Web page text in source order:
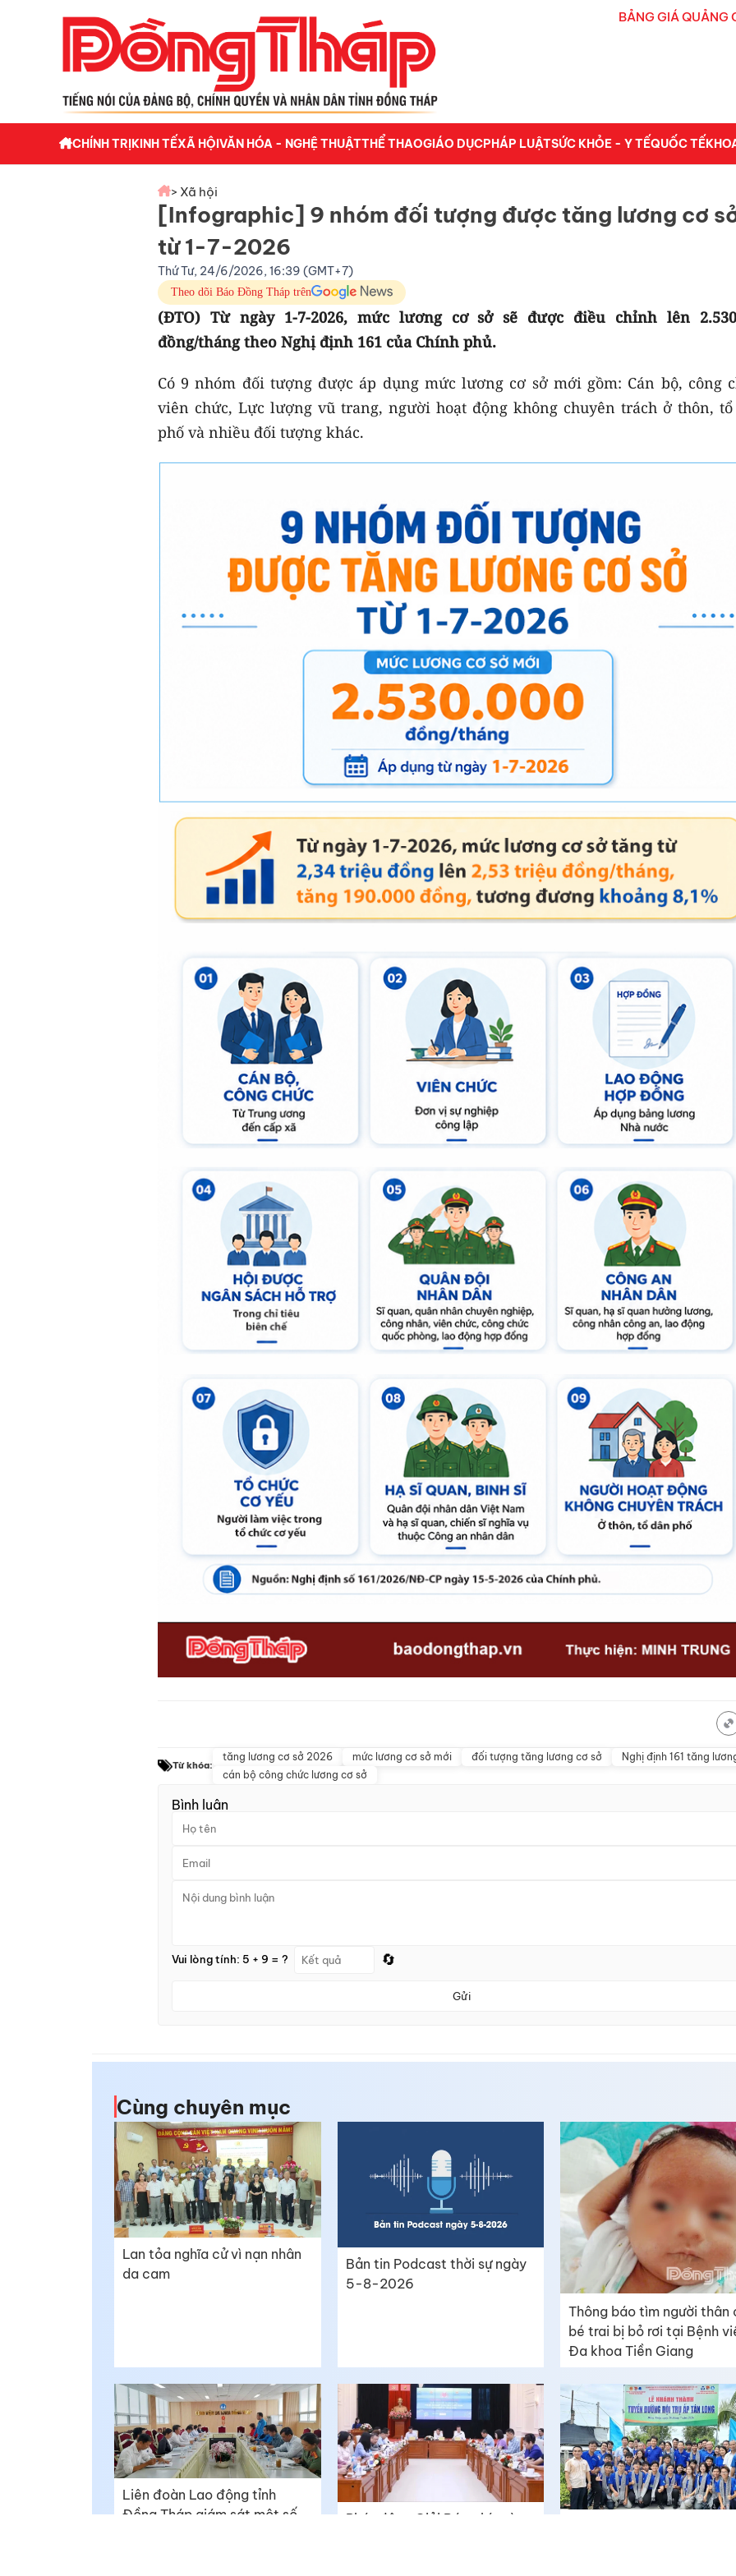
BẢNG GIÁ QUẢNG
CHÍNH TRỊKINH TẾXÃ HỘIVĂN HÓA - NGHỆ THUẬTTHỂ THAOGIÁO DỤCPHÁP LUẬTSỨC KHỎE - Y TẾQUỐC TẾ
> Xã hội
[Infographic] 9 nhóm đối tượng được tăng lương cơ
từ 1-7-2026
Thứ Tư, 24/6/2026, 16:39 (GMT+7)
Theo dõi Báo Đồng Tháp trên
(ĐTO) Từ ngày 1-7-2026, mức lương cơ sở sẽ được điều chỉnh lên
đồng/tháng theo Nghị định 161 của Chính phủ.
Có 9 nhóm đối tượng được áp dụng mức lương cơ sở mới gồm: Cán bộ, công
viên chức, Lực lượng vũ trang, người hoạt động không chuyên trách ở thôn,
phố và nhiều đối tượng khác.
Từ khóa:
tăng lương cơ sở 2026 mức lương cơ sở mới đối tượng tăng lương cơ sở
Nghị định 161 tăng
cán bộ công chức lương cơ sở
Bình luận
Vui lòng tính: 5 + 9 = ? 🔄
Gửi
Cùng chuyên mục
Lan tỏa nghĩa cử vì nạn nhân
da cam
Bản tin Podcast thời sự ngày
5-8-2026
Thông báo tìm người thân
bé trai bị bỏ rơi tại Bệnh
Đa khoa Tiền Giang
Liên đoàn Lao động tỉnh
Đồng Tháp giám sát một số
Phát động Giải Báo chí toàn